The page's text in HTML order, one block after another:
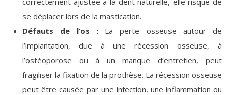
se déplacer lors de la mastication.
Défauts de l’os : La perte osseuse autour de
l’implantation, due à une récession osseuse, à
l’ostéoporose ou à un manque d’entretien, peut
fragiliser la fixation de la prothèse. La récession osseuse
peut être causée par une infection, une inflammation ou